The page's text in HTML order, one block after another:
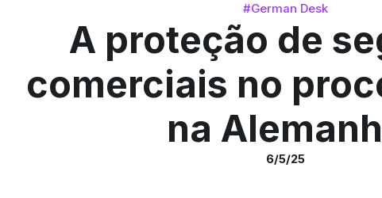
#German Desk
A proteção de
comerciais no
na
6/5/25